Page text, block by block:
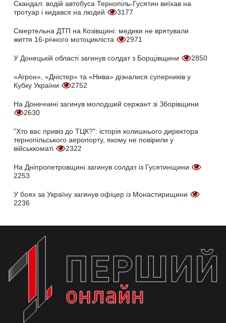
Скандал: водій автобуса Тернопіль-Гусятин виїхав на
тротуар і кидався на людей
3177
Смертельна ДТП на Козівщині: медики не врятували
життя 16-річного мотоцикліста
2971
У Донецькій області загинув солдат з Борщівщини 2850
«Агрон», «Дністер» та «Нива» дізналися суперників у
Кубку України
2752
На Донеччині загинув молодший сержант зі Зборівщини
2630
"Хто вас привіз до ТЦК?": історія колишнього директора
тернопільського аеропорту, якому не повірили у
військкоматі
2322
На Дніпропетровщині загинув солдат із Гусятинщини
2253
У боях за Україну загинув офіцер із Монастирищини
2236